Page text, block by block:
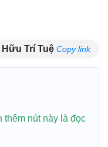
Trí Tuệ Copy link
thêm nút này là đọc